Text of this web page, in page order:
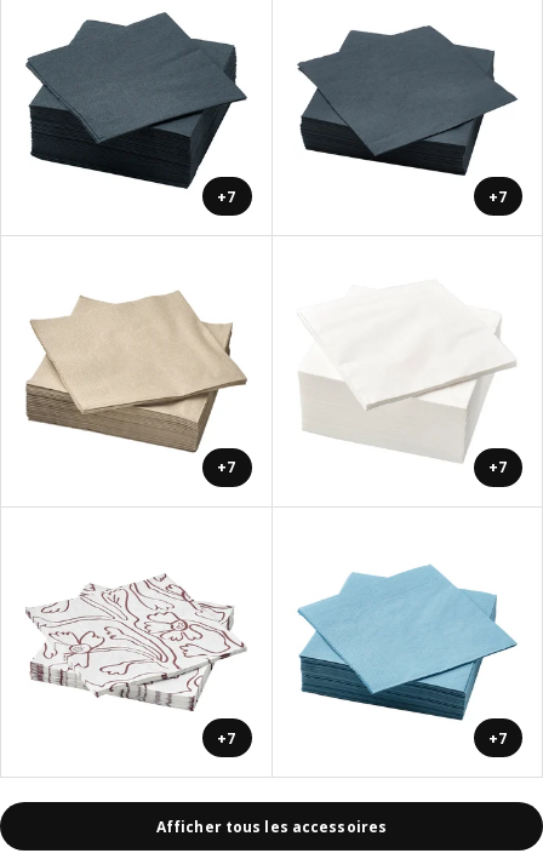
+7 +7
+7 +7
+7 +7
Afficher tous les accessoires